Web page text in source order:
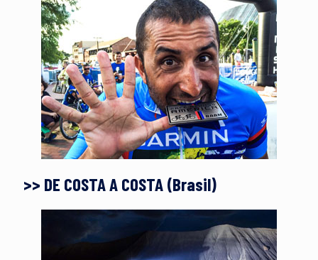
>> DE COSTA A COSTA (Brasil)